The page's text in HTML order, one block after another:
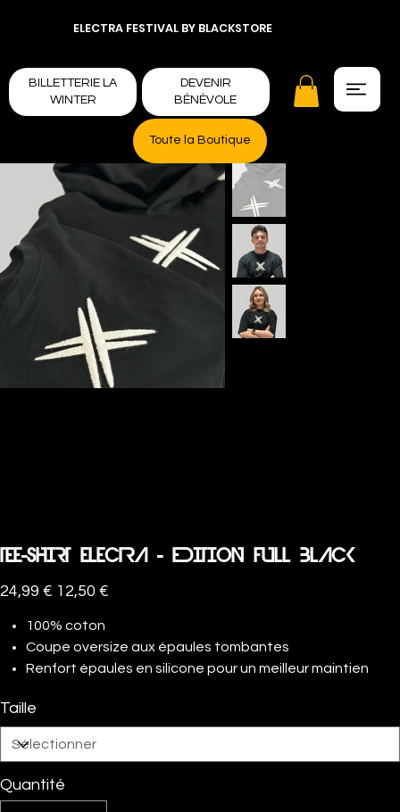
ELECTRA FESTIVAL BY BLACKSTORE
BILLETTERIE LA
WINTER
DEVENIR
BÉNÉVOLE
Toute la Boutique
TEE-SHIRT ELECTRA - EDITION FULL BLACK
Prix
d’origine
24,99 €
Prix
promotionnel
12,50 €
100% coton
Coupe oversize aux épaules tombantes
Renfort épaules en silicone pour un meilleur maintien
Taille
Quantité